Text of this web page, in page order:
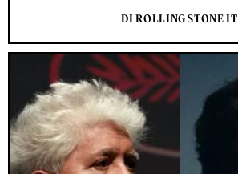
DI ROLLING STONE IT